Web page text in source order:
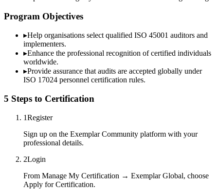
Program Objectives
▸Help organisations select qualified ISO 45001 auditors and
implementers.
▸Enhance the professional recognition of certified individuals
worldwide.
▸Provide assurance that audits are accepted globally under
ISO 17024 personnel certification rules.
5 Steps to Certification
1Register
Sign up on the Exemplar Community platform with your
professional details.
2Login
From Manage My Certification → Exemplar Global, choose
Apply for Certification.